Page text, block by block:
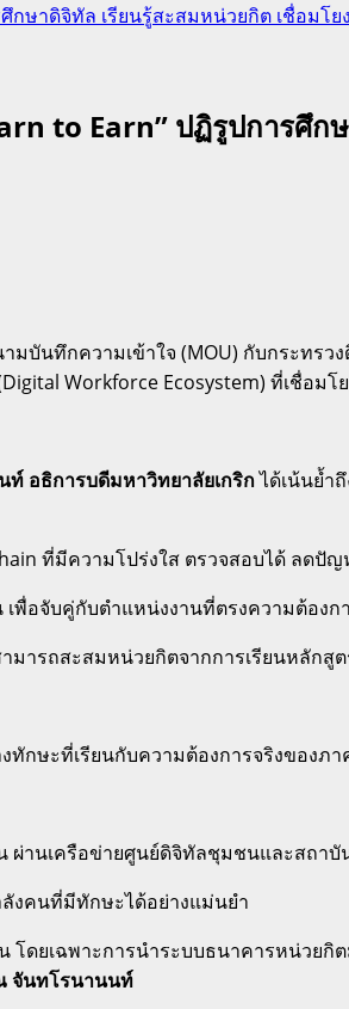
กษาดิจิทัล เรียนรู้สะสมหน่วยกิต เชื่อมโ
to Earn” ปฏิรูปการศึ
นทึกความเข้าใจ (MOU) กับกระทรว
Workforce Ecosystem) ที่เชื่อมโ
อธิการบดีมหาวิทยาลัยเกริกได้เน้นย้ำ
ที่มีความโปร่งใส ตรวจสอบได้ ลดปั
อจับคู่กับตำแหน่งงานที่ตรงความต้องก
มารถสะสมหน่วยกิตจากการเรียนหลัก
กษะที่เรียนกับความต้องการจริงของภ
านเครือข่ายศูนย์ดิจิทัลชุมชนและสถาบั
งคนที่มีทักษะได้อย่างแม่นยำ
ดยเฉพาะการนำระบบธนาคารหน่วยกิ
จันทโรนานนท์